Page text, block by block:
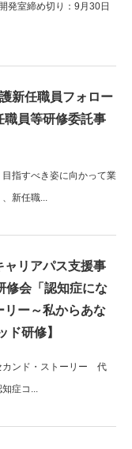
室締め切り：9月30日
新任職員フォロー
職員等研修委託事
指すべき姿に向かって業
新任職...
ャリアパス支援事
修会「認知症にな
リー～私からあな
ド研修】
ンド・ストーリー 代
症コ...